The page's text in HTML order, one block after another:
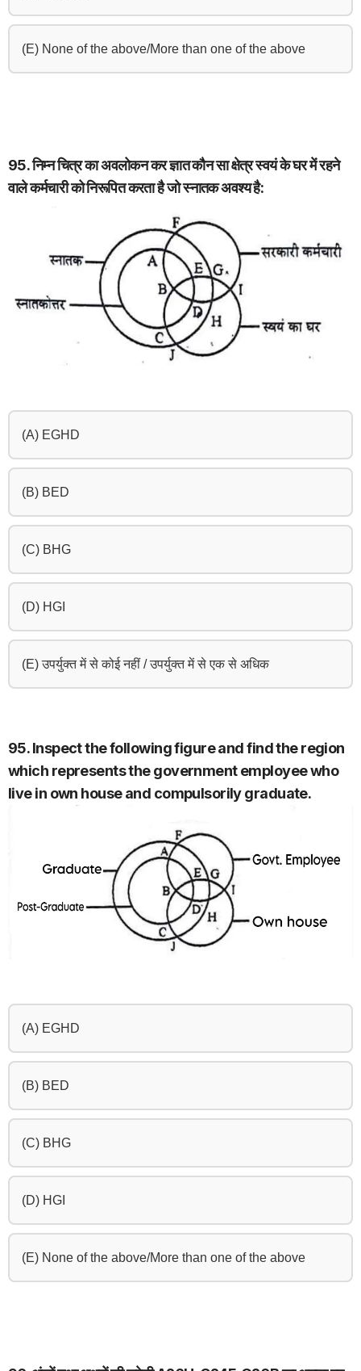
(E) None of the above/More than one of the above
95. निम्न चित्र का अवलोकन कर ज्ञात कौन सा क्षेत्र स्वयं के घर में रहने
वाले कर्मचारी को निरूपित करता है जो स्नातक अवश्य है:
(A) EGHD
(B) BED
(C) BHG
(D) HGI
(E) उपर्युक्त में से कोई नहीं / उपर्युक्त में से एक से अधिक
95. Inspect the following figure and find the region
which represents the government employee who
live in own house and compulsorily graduate.
(A) EGHD
(B) BED
(C) BHG
(D) HGI
(E) None of the above/More than one of the above